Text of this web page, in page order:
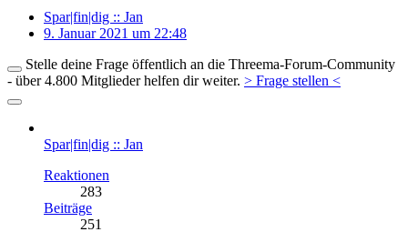
Spar|fin|dig :: Jan
9. Januar 2021 um 22:48
Stelle deine Frage öffentlich an die Threema-Forum-Community
- über 4.800 Mitglieder helfen dir weiter. > Frage stellen <
Spar|fin|dig :: Jan
Reaktionen
283
Beiträge
251